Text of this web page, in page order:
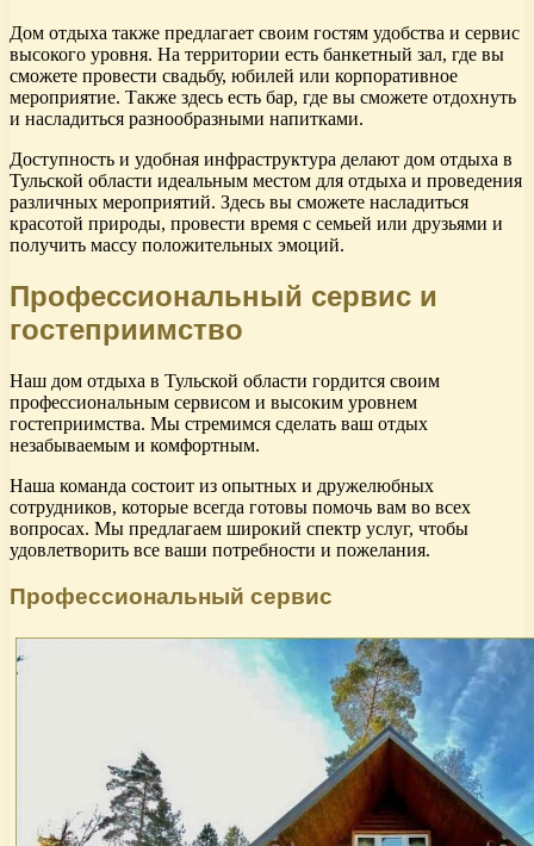
Дом отдыха также предлагает своим гостям удобства и сервис
высокого уровня. На территории есть банкетный зал, где вы
сможете провести свадьбу, юбилей или корпоративное
мероприятие. Также здесь есть бар, где вы сможете отдохнуть
и насладиться разнообразными напитками.
Доступность и удобная инфраструктура делают дом отдыха в
Тульской области идеальным местом для отдыха и проведения
различных мероприятий. Здесь вы сможете насладиться
красотой природы, провести время с семьей или друзьями и
получить массу положительных эмоций.
Профессиональный сервис и
гостеприимство
Наш дом отдыха в Тульской области гордится своим
профессиональным сервисом и высоким уровнем
гостеприимства. Мы стремимся сделать ваш отдых
незабываемым и комфортным.
Наша команда состоит из опытных и дружелюбных
сотрудников, которые всегда готовы помочь вам во всех
вопросах. Мы предлагаем широкий спектр услуг, чтобы
удовлетворить все ваши потребности и пожелания.
Профессиональный сервис